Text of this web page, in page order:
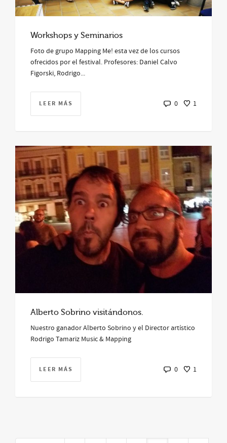
Workshops y Seminarios
Foto de grupo Mapping Me! esta vez de los cursos
ofrecidos por el festival. Profesores: Daniel Calvo
Figorski, Rodrigo...
LEER MÁS 0 1
Alberto Sobrino visitándonos.
Nuestro ganador Alberto Sobrino y el Director artístico
Rodrigo Tamariz Music & Mapping
LEER MÁS 0 1